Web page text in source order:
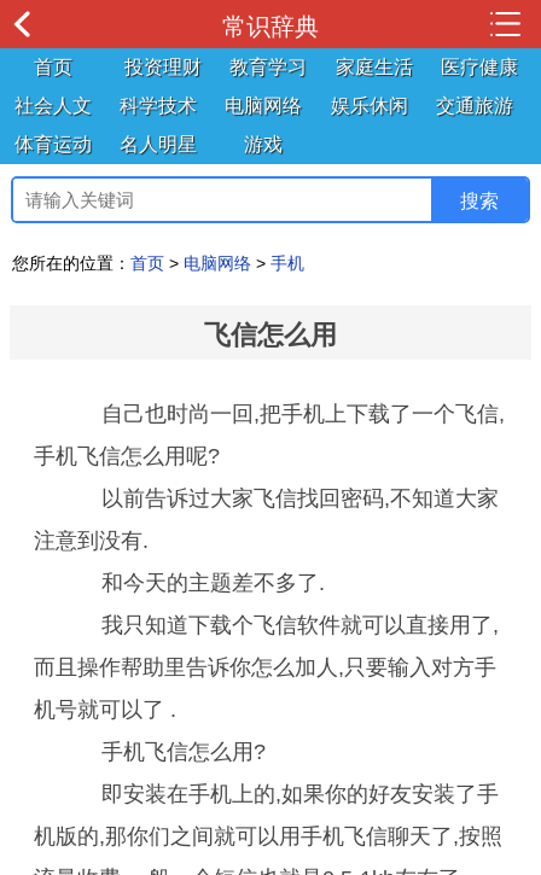
常识辞典
首页 投资理财 教育学习 家庭生活
医疗健康
社会人文
科学技术 电脑网络 娱乐休闲
交通旅游
体育运动
名人明星 游戏
您所在的位置： 首页 > 电脑网络 > 手机
飞信怎么用
自己也时尚一回,把手机上下载了一个飞信,
手机飞信怎么用呢?
以前告诉过大家飞信找回密码,不知道大家
注意到没有.
和今天的主题差不多了.
我只知道下载个飞信软件就可以直接用了,
而且操作帮助里告诉你怎么加人,只要输入对方手
机号就可以了 .
手机飞信怎么用?
即安装在手机上的,如果你的好友安装了手
机版的,那你们之间就可以用手机飞信聊天了,按照